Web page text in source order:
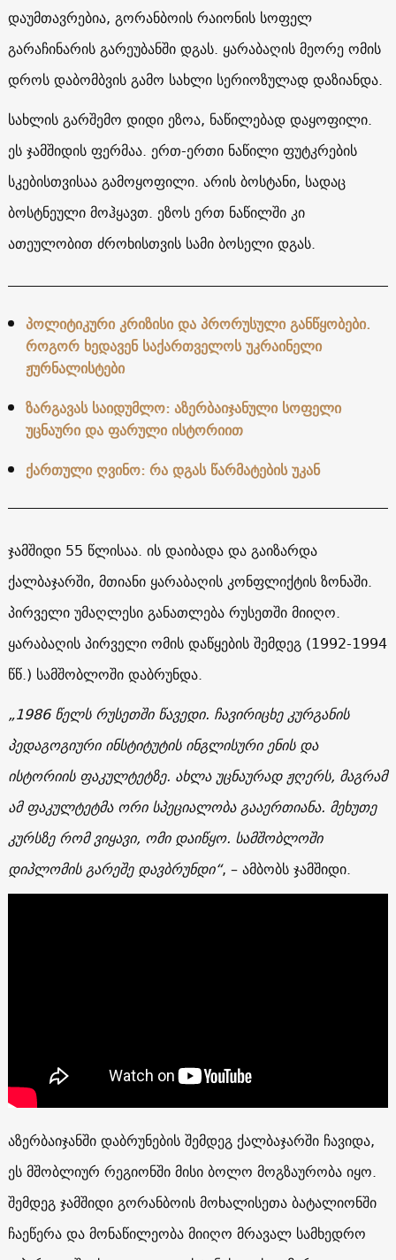
დაუმთავრებია, გორანბოის რაიონის სოფელ
გარაჩინარის გარეუბანში დგას. ყარაბაღის მეორე ომის
დროს დაბომბვის გამო სახლი სერიოზულად დაზიანდა.
სახლის გარშემო დიდი ეზოა, ნაწილებად დაყოფილი.
ეს ჯამშიდის ფერმაა. ერთ-ერთი ნაწილი ფუტკრების
სკებისთვისაა გამოყოფილი. არის ბოსტანი, სადაც
ბოსტნეული მოჰყავთ. ეზოს ერთ ნაწილში კი
ათეულობით ძროხისთვის სამი ბოსელი დგას.
პოლიტიკური კრიზისი და პრორუსული განწყობები.
როგორ ხედავენ საქართველოს უკრაინელი
ჟურნალისტები
ზარგავას საიდუმლო: აზერბაიჯანული სოფელი
უცნაური და ფარული ისტორიით
ქართული ღვინო: რა დგას წარმატების უკან
ჯამშიდი 55 წლისაა. ის დაიბადა და გაიზარდა
ქალბაჯარში, მთიანი ყარაბაღის კონფლიქტის ზონაში.
პირველი უმაღლესი განათლება რუსეთში მიიღო.
ყარაბაღის პირველი ომის დაწყების შემდეგ (1992-1994
წწ.) სამშობლოში დაბრუნდა.
„1986წელს რუსეთში წავედი. ჩავირიცხეკურგანის
პედაგოგიური ინსტიტუტის ინგლისურიენის და
ისტორიის ფაკულტეტზე. ახლაუცნაურადჟღერს, მაგრამ
ამ ფაკულტეტმა ორი სპეციალობაგააერთიანა. მეხუთე
კურსზე რომვიყავი, ომი დაიწყო. სამშობლოში
დიპლომისგარეშე დავბრუნდი“, – ამბობს ჯამშიდი.
აზერბაიჯანში დაბრუნების შემდეგ ქალბაჯარში ჩავიდა,
ეს მშობლიურ რეგიონში მისი ბოლო მოგზაურობა იყო.
შემდეგ ჯამშიდი გორანბოის მოხალისეთა ბატალიონში
ჩაეწერა და მონაწილეობა მიიღო მრავალ სამხედრო